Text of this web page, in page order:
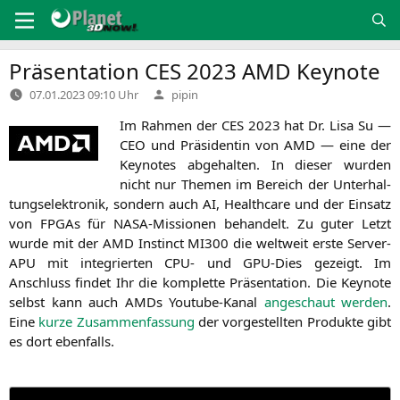
Inhalt
springen
Präsentation CES 2023 AMD Keynote
07.01.2023 09:10 Uhr Verfasst
von
pipin
Im Rah­men der CES2023 hat Dr. Lisa Su —
CEO und Prä­si­den­tin von AMD — eine der
Key­notes abge­hal­ten. In die­ser wur­den
nicht nur The­men im Bereich der Unter­hal­
tungs­elek­tro­nik, son­dern auch AI, Health­ca­re und der Ein­satz
von FPGAs für NASA-Mis­sio­nen behan­delt. Zu guter Letzt
wur­de mit der AMD Instinct MI300 die welt­weit ers­te Ser­ver-
APU mit inte­grier­ten CPU- und GPU-Dies gezeigt. Im
Anschluss fin­det Ihr die kom­plet­te Prä­sen­ta­ti­on. Die Key­note
selbst kann auch AMDs You­tube-Kanal ange­schaut wer­den.
Eine kur­ze Zusam­men­fas­sung der vor­ge­stell­ten Pro­duk­te gibt
es dort ebenfalls.